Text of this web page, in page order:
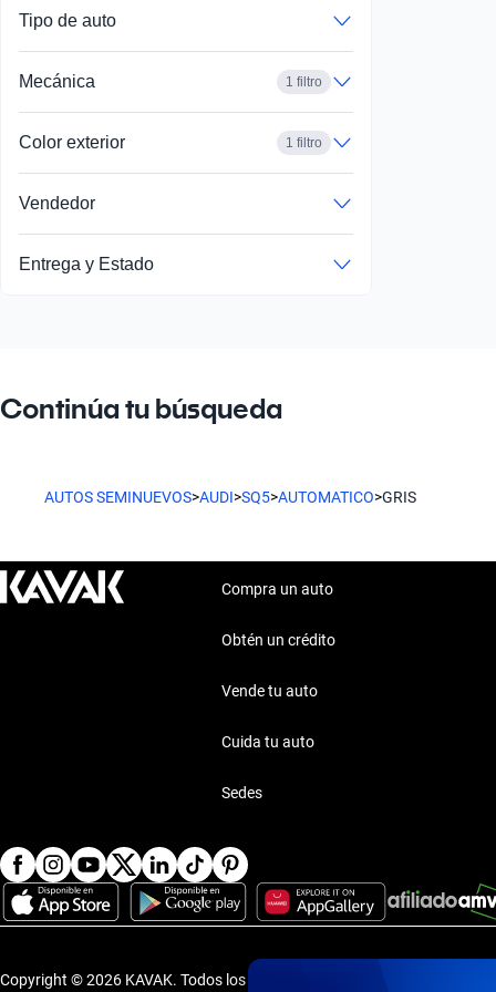
Tipo de auto
Mecánica 1 filtro
Color exterior 1 filtro
Vendedor
Entrega y Estado
Continúa tu búsqueda
AUTOS SEMINUEVOS>AUDI>SQ5>AUTOMATICO>GRIS
Compra un auto
Obtén un crédito
Vende tu auto
Cuida tu auto
Sedes
Copyright © 2026 KAVAK. Todos los derechos reservados.